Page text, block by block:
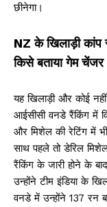
छीनेगा।
NZ के खिलाड़ी कांप
किसे बताया गेम चेंजर
यह खिलाड़ी और कोई
आईसीसी वनडे रैंकिंग में
और मिशेल की रेटिंग में
साथ पहले तो डेरिल
रैंकिंग के जारी होने के
उन्होंने टीम इंडिया के
वनडे में उन्होंने 137 रन